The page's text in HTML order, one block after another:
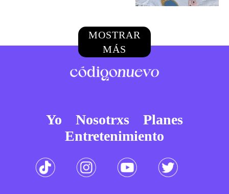
MOSTRAR
MÁS
Yo Nosotrxs
Planes
Entretenimiento